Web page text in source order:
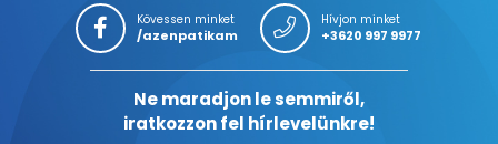
Kövessen minket
/azenpatikam
Hívjon minket
+3620 997 9977
Ne maradjon le semmiről,
iratkozzon fel hírlevelünkre!